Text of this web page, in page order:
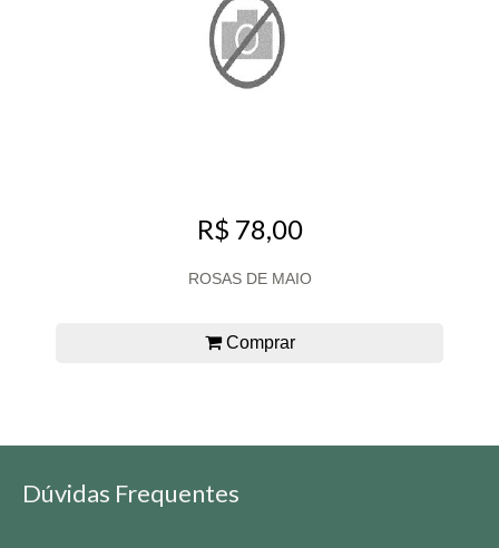
R$ 78,00
ROSAS DE MAIO
Comprar
Dúvidas Frequentes